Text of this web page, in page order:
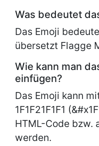
Was bedeutet
Das Emoji
übersetzt Flagge
Wie kann man
einfügen?
Das Emoji kann
1F1F21F1F1
HTML-Code bzw.
werden.